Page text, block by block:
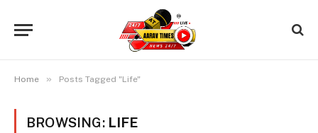
Home » Posts Tagged "Life"
BROWSING: LIFE